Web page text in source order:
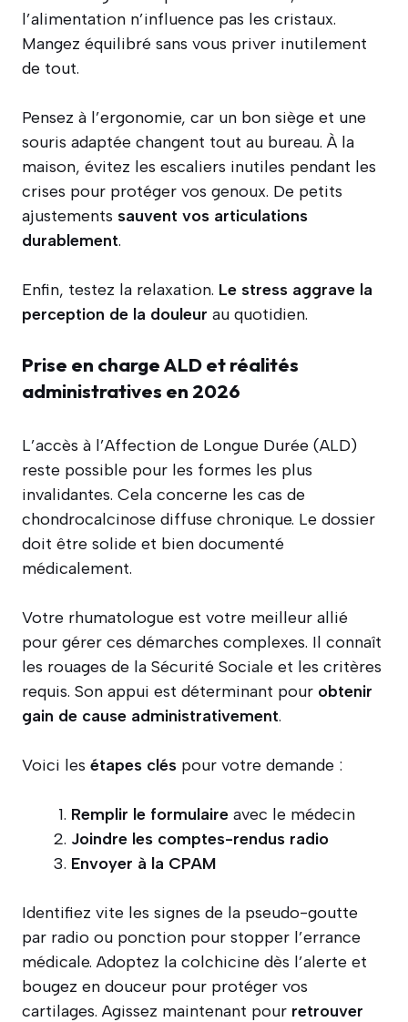
l’alimentation n’influence pas les cristaux.
Mangez équilibré sans vous priver inutilement
de tout.
Pensez à l’ergonomie, car un bon siège et une
souris adaptée changent tout au bureau. À la
maison, évitez les escaliers inutiles pendant les
crises pour protéger vos genoux. De petits
ajustements sauvent vos articulations
durablement.
Enfin, testez la relaxation. Le stress aggrave la
perception de la douleur au quotidien.
Prise en charge ALD et réalités
administratives en 2026
L’accès à l’Affection de Longue Durée (ALD)
reste possible pour les formes les plus
invalidantes. Cela concerne les cas de
chondrocalcinose diffuse chronique. Le dossier
doit être solide et bien documenté
médicalement.
Votre rhumatologue est votre meilleur allié
pour gérer ces démarches complexes. Il connaît
les rouages de la Sécurité Sociale et les critères
requis. Son appui est déterminant pour obtenir
gain de cause administrativement.
Voici les étapes clés pour votre demande :
Remplir le formulaire avec le médecin
Joindre les comptes-rendus radio
Envoyer à la CPAM
Identifiez vite les signes de la pseudo-goutte
par radio ou ponction pour stopper l’errance
médicale. Adoptez la colchicine dès l’alerte et
bougez en douceur pour protéger vos
cartilages. Agissez maintenant pour retrouver